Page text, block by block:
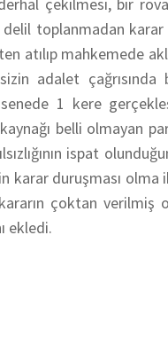
delil toplanmadan
atılıp mahkemede
adalet çağrısında
1 kere
belli olmayan
ispat
karar duruşması olma
çoktan verilmiş
ekledi.